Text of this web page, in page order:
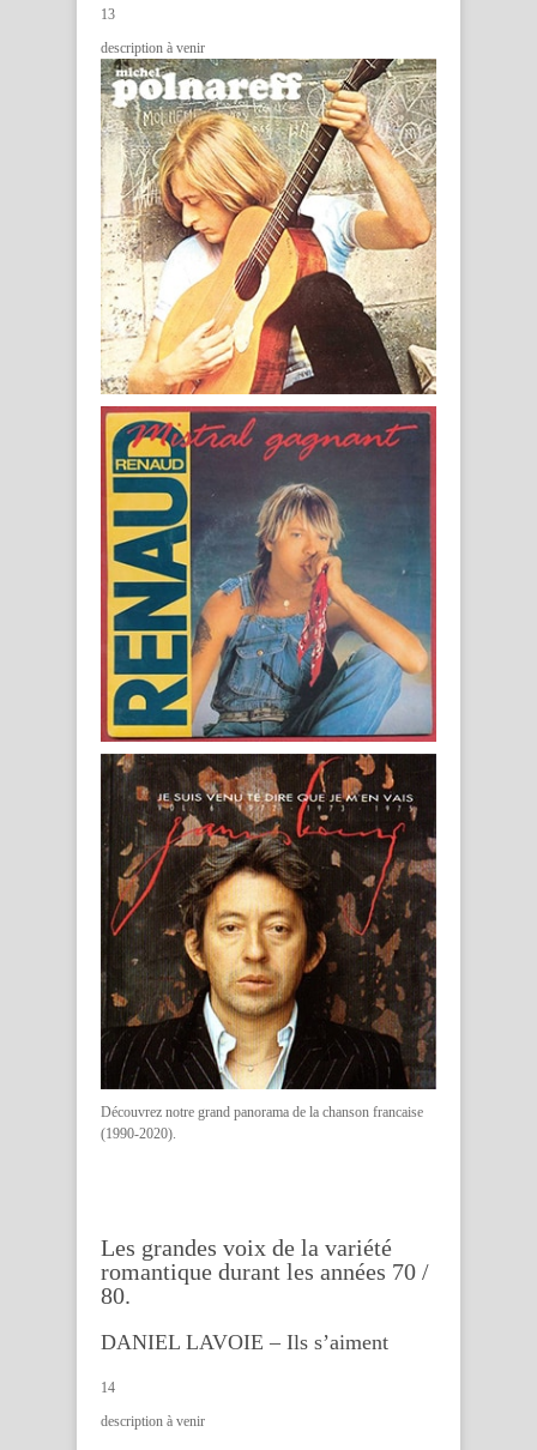
13
description à venir
Découvrez notre grand panorama de la chanson francaise
(1990-2020).
Les grandes voix de la variété
romantique durant les années 70 /
80.
DANIEL LAVOIE – Ils s’aiment
14
description à venir